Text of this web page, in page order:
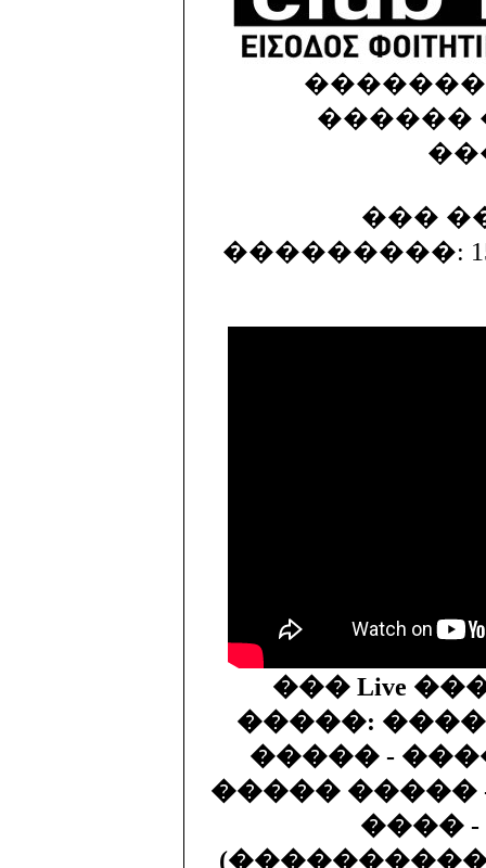
������
���
���������:
��� Live
�����:
����� -
����� ����� -
���� -
(�����������)